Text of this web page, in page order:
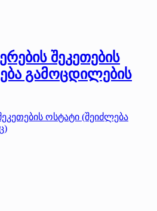
შეკეთების
გამოცდილების
ოსტატი (შეიძლება